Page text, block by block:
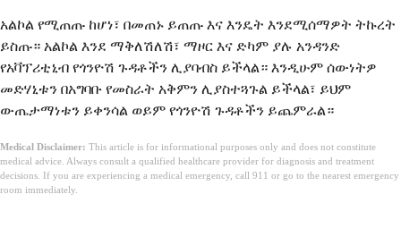
አልኮል የሚጠጡ ከሆነ፣ በመጠኑ ይጠጡ እና እንዴት እንደሚሰማዎት ትኩረት
ይስጡ። አልኮል እንደ ማቅለሽለሽ፣ ማዞር እና ድካም ያሉ አንዳንድ
የአቫፕሪቲኒብ የጎንዮሽ ጉዳቶችን ሊያባብስ ይችላል። እንዲሁም ሰውነትዎ
መድሃኒቱን በአግባቡ የመስራት አቅምን ሊያስተጓጉል ይችላል፣ ይህም
ውጤታማነቱን ይቀንሳል ወይም የጎንዮሽ ጉዳቶችን ይጨምራል።
Medical Disclaimer: This article is for informational purposes only and does not constitute
medical advice. Always consult a qualified healthcare provider for diagnosis and treatment
decisions. If you are experiencing a medical emergency, call 911 or go to the nearest emergency
room immediately.